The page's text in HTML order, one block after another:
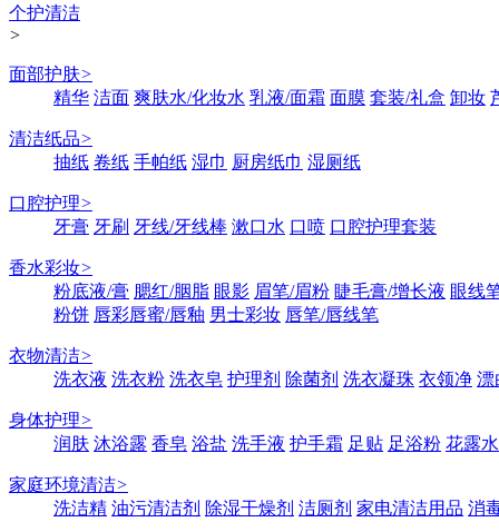
个护清洁
>
面部护肤>
精华 洁面 爽肤水/化妆水 乳液/面霜 面膜 套装/礼盒 卸妆
清洁纸品>
抽纸 卷纸 手帕纸 湿巾 厨房纸巾 湿厕纸
口腔护理>
牙膏 牙刷 牙线/牙线棒 漱口水 口喷 口腔护理套装
香水彩妆>
粉底液/膏 腮红/胭脂 眼影 眉笔/眉粉 睫毛膏/增长液 眼线
粉饼 唇彩唇蜜/唇釉 男士彩妆 唇笔/唇线笔
衣物清洁>
洗衣液 洗衣粉 洗衣皂 护理剂 除菌剂 洗衣凝珠 衣领净 漂
身体护理>
润肤 沐浴露 香皂 浴盐 洗手液 护手霜 足贴 足浴粉 花露水
家庭环境清洁>
洗洁精 油污清洁剂 除湿干燥剂 洁厕剂 家电清洁用品 消